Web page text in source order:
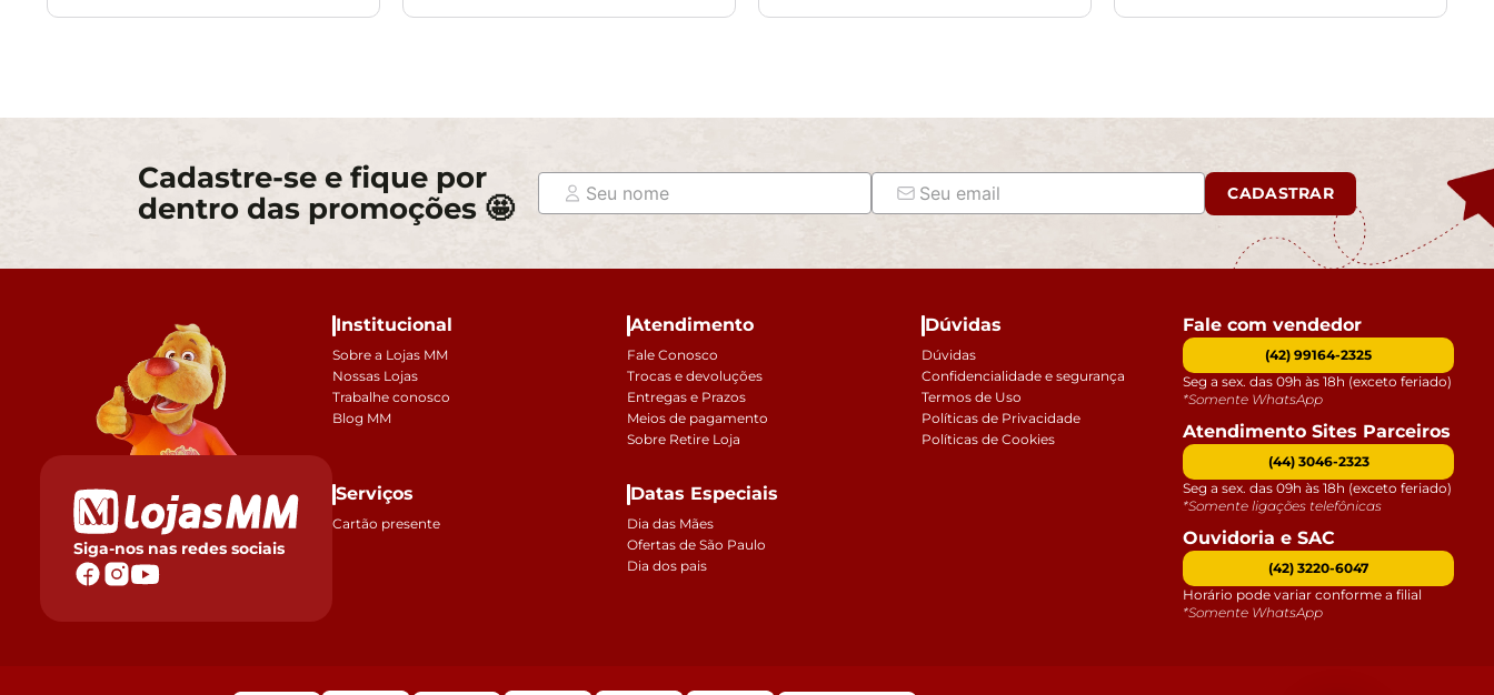
Cadastre-se e fique por
dentro das promoções 🤩
CADASTRAR
Siga-nos nas redes sociais
Institucional
Sobre a Lojas MM
Nossas Lojas
Trabalhe conosco
Blog MM
Atendimento
Fale Conosco
Trocas e devoluções
Entregas e Prazos
Meios de pagamento
Sobre Retire Loja
Dúvidas
Dúvidas
Confidencialidade e segurança
Termos de Uso
Políticas de Privacidade
Políticas de Cookies
Serviços
Cartão presente
Datas Especiais
Dia das Mães
Ofertas de São Paulo
Dia dos pais
Fale com vendedor
(42) 99164-2325
Seg a sex. das 09h às 18h (exceto feriado)
*Somente WhatsApp
Atendimento Sites Parceiros
(44) 3046-2323
Seg a sex. das 09h às 18h (exceto feriado)
*Somente ligações telefônicas
Ouvidoria e SAC
(42) 3220-6047
Horário pode variar conforme a filial
*Somente WhatsApp